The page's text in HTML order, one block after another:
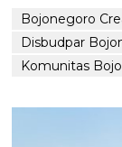
Bojonegoro
Disbudpar
Komunitas